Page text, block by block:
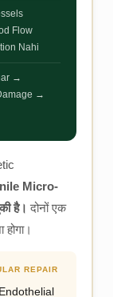
Flow
Nahi
→
→
Micro-
है। दोनों एक
REPAIR